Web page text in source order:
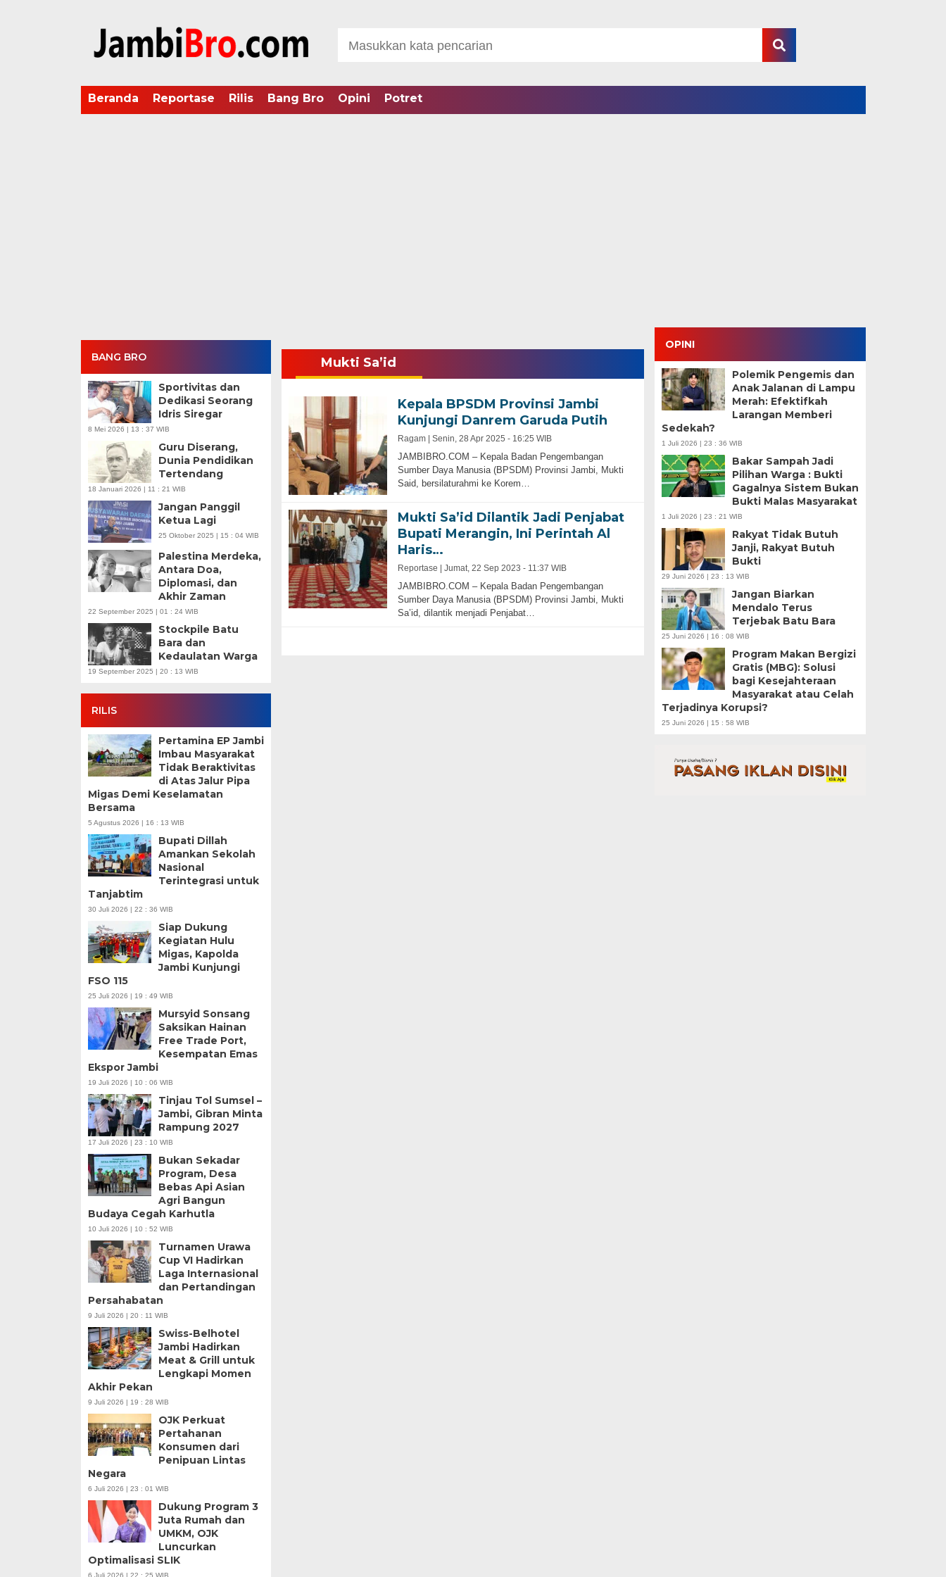
Beranda Reportase Rilis Bang Bro Opini Potret
BANG BRO
Sportivitas dan
Dedikasi Seorang
Idris Siregar
8 Mei 2026 | 13 : 37 WIB
Guru Diserang,
Dunia Pendidikan
Tertendang
18 Januari 2026 | 11 : 21 WIB
Jangan Panggil
Ketua Lagi
25 Oktober 2025 | 15 : 04 WIB
Palestina Merdeka,
Antara Doa,
Diplomasi, dan
Akhir Zaman
22 September 2025 | 01 : 24 WIB
Stockpile Batu
Bara dan
Kedaulatan Warga
19 September 2025 | 20 : 13 WIB
RILIS
Pertamina EP Jambi
Imbau Masyarakat
Tidak Beraktivitas
di Atas Jalur Pipa
Migas Demi Keselamatan
Bersama
5 Agustus 2026 | 16 : 13 WIB
Bupati Dillah
Amankan Sekolah
Nasional
Terintegrasi untuk
Tanjabtim
30 Juli 2026 | 22 : 36 WIB
Siap Dukung
Kegiatan Hulu
Migas, Kapolda
Jambi Kunjungi
FSO 115
25 Juli 2026 | 19 : 49 WIB
Mursyid Sonsang
Saksikan Hainan
Free Trade Port,
Kesempatan Emas
Ekspor Jambi
19 Juli 2026 | 10 : 06 WIB
Tinjau Tol Sumsel –
Jambi, Gibran Minta
Rampung 2027
17 Juli 2026 | 23 : 10 WIB
Bukan Sekadar
Program, Desa
Bebas Api Asian
Agri Bangun
Budaya Cegah Karhutla
10 Juli 2026 | 10 : 52 WIB
Turnamen Urawa
Cup VI Hadirkan
Laga Internasional
dan Pertandingan
Persahabatan
9 Juli 2026 | 20 : 11 WIB
Swiss-Belhotel
Jambi Hadirkan
Meat & Grill untuk
Lengkapi Momen
Akhir Pekan
9 Juli 2026 | 19 : 28 WIB
OJK Perkuat
Pertahanan
Konsumen dari
Penipuan Lintas
Negara
6 Juli 2026 | 23 : 01 WIB
Dukung Program 3
Juta Rumah dan
UMKM, OJK
Luncurkan
Optimalisasi SLIK
6 Juli 2026 | 22 : 25 WIB
Mukti Sa’id
Kepala BPSDM Provinsi Jambi
Kunjungi Danrem Garuda Putih
Ragam | Senin, 28 Apr 2025 - 16:25 WIB
JAMBIBRO.COM – Kepala Badan Pengembangan
Sumber Daya Manusia (BPSDM) Provinsi Jambi, Mukti
Said, bersilaturahmi ke Korem…
Mukti Sa’id Dilantik Jadi Penjabat
Bupati Merangin, Ini Perintah Al
Haris…
Reportase | Jumat, 22 Sep 2023 - 11:37 WIB
JAMBIBRO.COM – Kepala Badan Pengembangan
Sumber Daya Manusia (BPSDM) Provinsi Jambi, Mukti
Sa’id, dilantik menjadi Penjabat…
OPINI
Polemik Pengemis dan
Anak Jalanan di Lampu
Merah: Efektifkah
Larangan Memberi
Sedekah?
1 Juli 2026 | 23 : 36 WIB
Bakar Sampah Jadi
Pilihan Warga : Bukti
Gagalnya Sistem Bukan
Bukti Malas Masyarakat
1 Juli 2026 | 23 : 21 WIB
Rakyat Tidak Butuh
Janji, Rakyat Butuh
Bukti
29 Juni 2026 | 23 : 13 WIB
Jangan Biarkan
Mendalo Terus
Terjebak Batu Bara
25 Juni 2026 | 16 : 08 WIB
Program Makan Bergizi
Gratis (MBG): Solusi
bagi Kesejahteraan
Masyarakat atau Celah
Terjadinya Korupsi?
25 Juni 2026 | 15 : 58 WIB